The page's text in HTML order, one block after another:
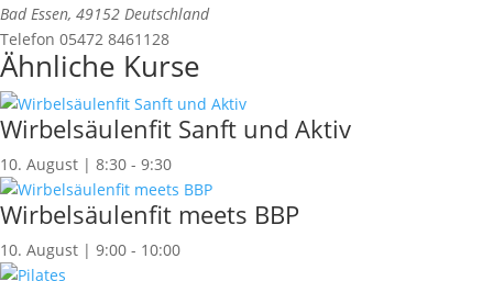
Bad Essen, 49152 Deutschland
Telefon 05472 8461128
Ähnliche Kurse
Wirbelsäulenfit Sanft und Aktiv
10. August | 8:30 - 9:30
Wirbelsäulenfit meets BBP
10. August | 9:00 - 10:00